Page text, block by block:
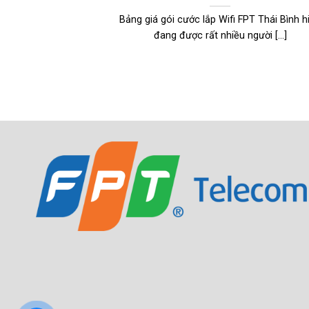
Bảng giá gói cước lắp Wifi FPT Thái Bình
đang được rất nhiều người [...]